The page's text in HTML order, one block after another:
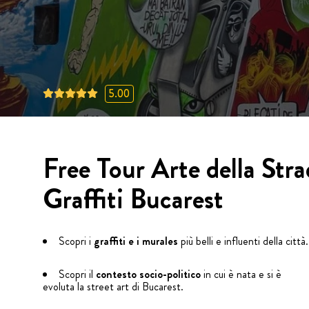
5.00
Free Tour Arte della
Graffiti Bucarest
Scopri i graffiti e i murales più belli e influenti della città.
Scopri il contesto socio-politicoin cui è nata e si è
evoluta la street art di Bucarest.